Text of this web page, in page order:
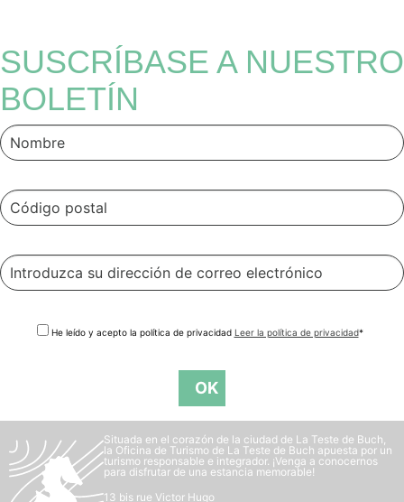
SUSCRÍBASE A NUESTRO
BOLETÍN
He leído y acepto la política de privacidad Leer la política de privacidad*
Situada en el corazón de la ciudad de La Teste de Buch,
la Oficina de Turismo de La Teste de Buch apuesta por un
turismo responsable e integrador. ¡Venga a conocernos
para disfrutar de una estancia memorable!
13 bis rue Victor Hugo